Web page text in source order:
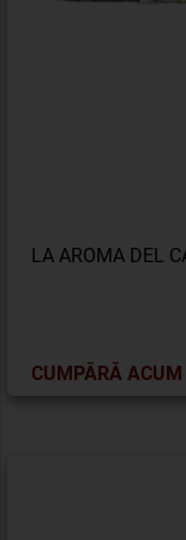
LA AROMA DEL
CUMPĂRĂ ACUM